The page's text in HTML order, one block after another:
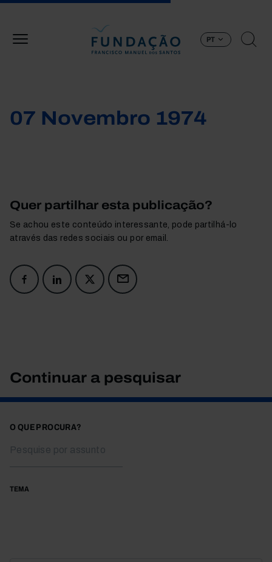
PT
07 Novembro 1974
Quer partilhar esta publicação?
Se achou este conteúdo interessante, pode partilhá-lo
através das redes sociais ou por email.
Continuar a pesquisar
O QUE PROCURA?
TEMA